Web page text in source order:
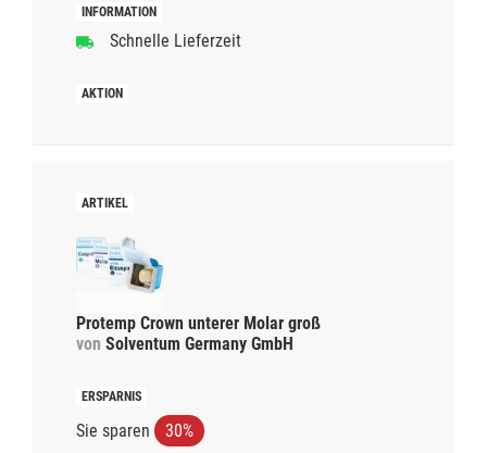
Schnelle Lieferzeit
Protemp Crown unterer Molar groß
von Solventum Germany GmbH
Sie sparen 30%